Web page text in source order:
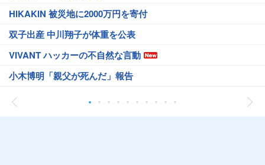
HIKAKIN 被災地に2000万円を寄付
双子出産 中川翔子が体重を公表
VIVANT ハッカーの不自然な言動
小木博明「親父が死んだ」報告